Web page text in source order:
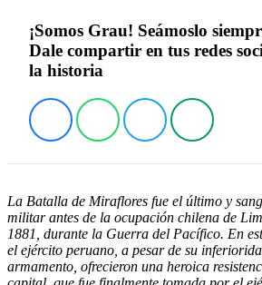
¡Somos Grau! Seámoslo
Dale compartir en tus redes
la historia
La Batalla de Miraflores fue el último y
militar antes de la ocupación chilena de
1881, durante la Guerra del Pacífico. En
el ejército peruano, a pesar de su
armamento, ofrecieron una heroica